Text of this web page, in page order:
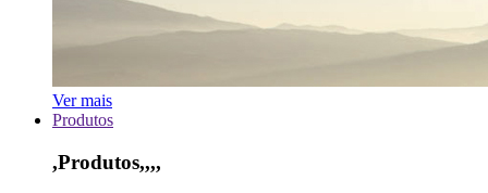
Ver mais
Produtos
,Produtos,,,,